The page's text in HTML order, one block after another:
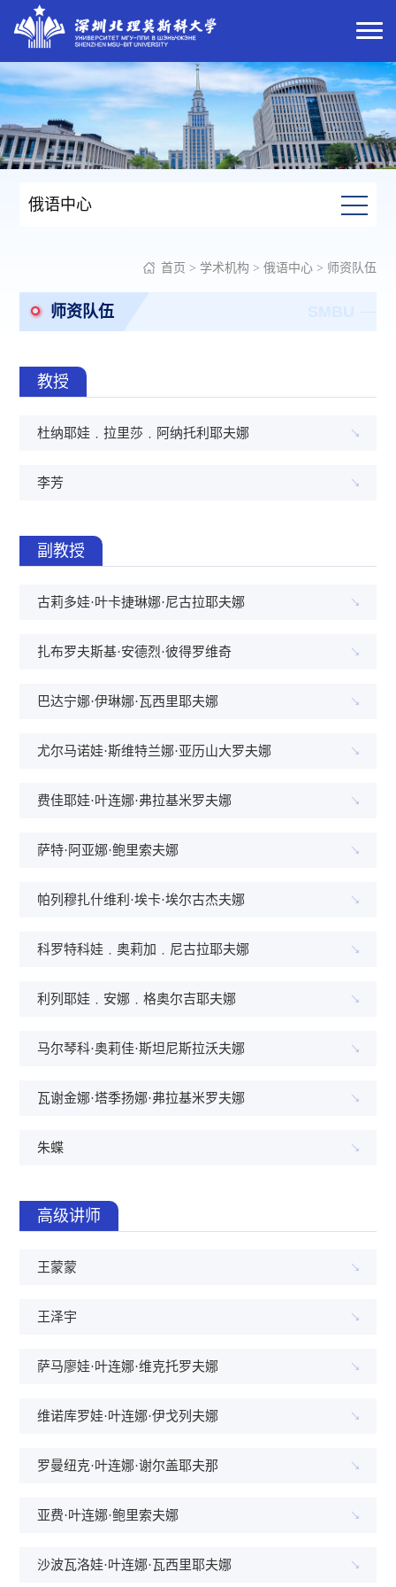
俄语中心
首页 > 学术机构 > 俄语中心> 师资队伍
师资队伍
教授
杜纳耶娃﹒拉里莎﹒阿纳托利耶夫娜
李芳
副教授
古莉多娃·叶卡捷琳娜·尼古拉耶夫娜
扎布罗夫斯基·安德烈·彼得罗维奇
巴达宁娜·伊琳娜·瓦西里耶夫娜
尤尔马诺娃·斯维特兰娜·亚历山大罗夫娜
费佳耶娃·叶连娜·弗拉基米罗夫娜
萨特·阿亚娜·鲍里索夫娜
帕列穆扎什维利·埃卡·埃尔古杰夫娜
科罗特科娃﹒奥莉加﹒尼古拉耶夫娜
利列耶娃﹒安娜﹒格奥尔吉耶夫娜
马尔琴科·奥莉佳·斯坦尼斯拉沃夫娜
瓦谢金娜·塔季扬娜·弗拉基米罗夫娜
朱蝶
高级讲师
王蒙蒙
王泽宇
萨马廖娃·叶连娜·维克托罗夫娜
维诺库罗娃·叶连娜·伊戈列夫娜
罗曼纽克·叶连娜·谢尔盖耶夫那
亚费·叶连娜·鲍里索夫娜
沙波瓦洛娃·叶连娜·瓦西里耶夫娜